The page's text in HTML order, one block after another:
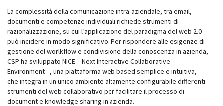
La complessità della comunicazione intra-aziendale, tra email,
documenti e competenze individuali richiede strumenti di
razionalizzazione, su cui l’applicazione del paradigma del web 2.0
può incidere in modo significativo. Per rispondere alle esigenze di
gestione del worlkflow e condivisione della conoscenza in azienda,
CSP ha sviluppato NICE – Next Interactive Collaborative
Environment –, una piattaforma web based semplice e intuitiva,
che integra in un unico ambiente altamente configurabile differenti
strumenti del web collaborativo per facilitare il processo di
document e knowledge sharing in azienda.